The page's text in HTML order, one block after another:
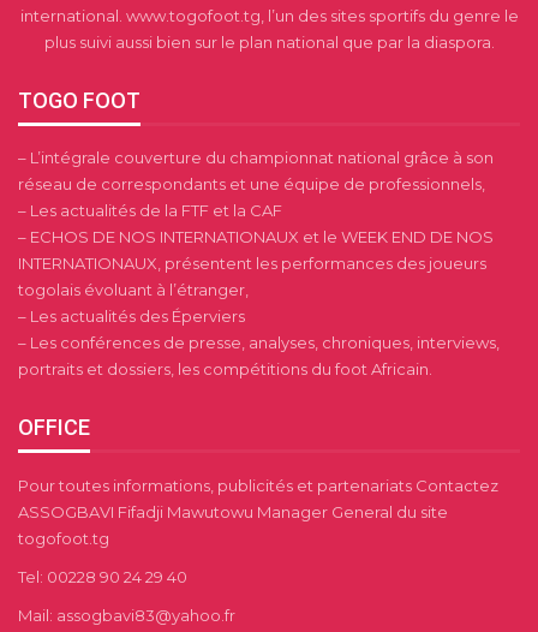
international. www.togofoot.tg, l’un des sites sportifs du genre le
plus suivi aussi bien sur le plan national que par la diaspora.
TOGO FOOT
– L’intégrale couverture du championnat national grâce à son
réseau de correspondants et une équipe de professionnels,
– Les actualités de la FTF et la CAF
– ECHOS DE NOS INTERNATIONAUX et le WEEK END DE NOS
INTERNATIONAUX, présentent les performances des joueurs
togolais évoluant à l’étranger,
– Les actualités des Éperviers
– Les conférences de presse, analyses, chroniques, interviews,
portraits et dossiers, les compétitions du foot Africain.
OFFICE
Pour toutes informations, publicités et partenariats Contactez
ASSOGBAVI Fifadji Mawutowu Manager General du site
togofoot.tg
Tel: 00228 90 24 29 40
Mail: assogbavi83@yahoo.fr